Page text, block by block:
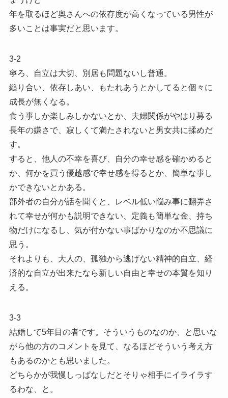
年を取るほど奥さんへの依存度が高くなっている男性が
多いことは事実だと思います。
3-2
寧ろ、自立は大切、別居も問題ないし普通。
縋り合い、依存しあい、もたれあうとかしてると個々に
成長が無くなる。
食う事しか楽しみしかないとか、夫婦関係がやはり募る
長年の嫌さで、寂しくて満たされないと男女共に揉めだ
す。
すると、他人の不幸を喜び、自分の幸せ感を確かめると
か、何かを買う優越感で幸せ感を得るとか、簡単な事し
かできないとかある。
部外者の自分が話を聞くと、レベル低い悩み事に翻弄さ
れて幸せが何かも説明できない、定義も簡単な金、持ち
物だけになるし、気が付かない事ばかりなのか不思議に
思う。
それよりも、大人の、孤独から逃げない精神的自立、経
済的な自立が出来たなら新しい自由と幸せの本質を知り
える。
3-3
結婚して5年目の者です。そういうものなのか、と思いな
がら他の方のコメントを見て、なるほどそういう考え方
もあるのかとも思いました。
どちらかが我慢しっぱなしだとそりゃ相手にイライラす
るわな、と。